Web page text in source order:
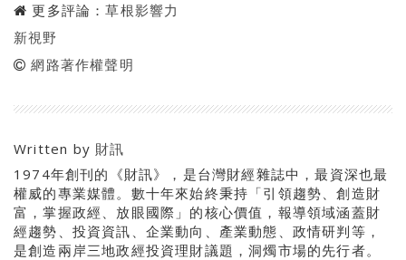
更多評論：草根影響力
新視野
網路著作權聲明
Written by 財訊
1974年創刊的《財訊》，是台灣財經雜誌中，最資深也最
權威的專業媒體。數十年來始終秉持「引領趨勢、創造財
富，掌握政經、放眼國際」的核心價值，報導領域涵蓋財
經趨勢、投資資訊、企業動向、產業動態、政情研判等，
是創造兩岸三地政經投資理財議題，洞燭市場的先行者。